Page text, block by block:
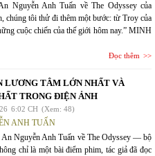
Nguyễn Anh Tuấn về The Odyssey của
chúng tôi thử đi thêm một bước: từ Troy của
cuộc chiến của thế giới hôm nay.” MINH
Đọc thêm
LƯƠNG TÂM LỚN NHẤT VÀ
TRONG ĐIỆN ẢNH
6:02 CH (Xem: 48)
ANH TUẤN
Nguyễn Anh Tuấn về The Odyssey — bộ
chỉ là một bài điểm phim, tác giả đã đọc